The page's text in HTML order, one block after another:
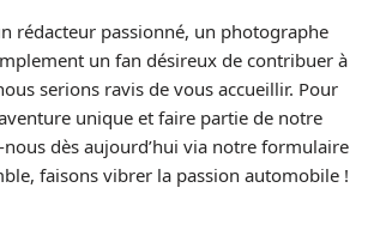
rédacteur passionné, un photographe
un fan désireux de contribuer à
serions ravis de vous accueillir. Pour
unique et faire partie de notre
dès aujourd’hui via notre formulaire
faisons vibrer la passion automobile !